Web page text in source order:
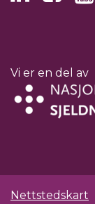
Vi er en del av
Nettstedskart